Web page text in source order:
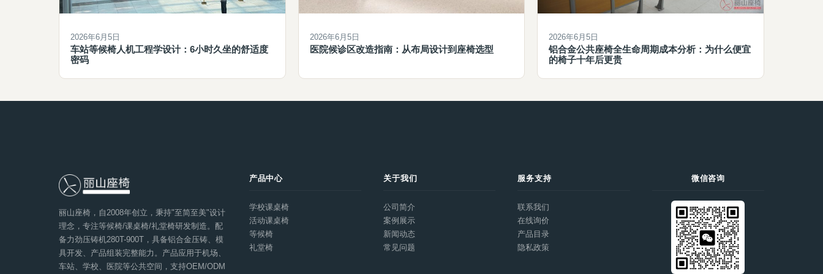
2026年6月5日
车站等候椅人机工程学设计：6小时久坐的舒适度
密码
2026年6月5日
医院候诊区改造指南：从布局设计到座椅选型
2026年6月5日
铝合金公共座椅全生命周期成本分析：为什么便宜
的椅子十年后更贵
丽山座椅，自2008年创立，秉持"至简至美"设计
理念，专注等候椅/课桌椅/礼堂椅研发制造。配
备力劲压铸机280T-900T，具备铝合金压铸、模
具开发、产品组装完整能力。产品应用于机场、
车站、学校、医院等公共空间，支持OEM/ODM
产品中心
学校课桌椅
活动课桌椅
等候椅
礼堂椅
关于我们
公司简介
案例展示
新闻动态
常见问题
服务支持
联系我们
在线询价
产品目录
隐私政策
微信咨询